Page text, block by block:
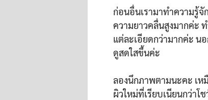
ก่อนอื่นเรามาทำความรู้จั
ความยาวคลื่นสูงมากค่ะ
แต่ละเอียดกว่ามากค่ะ น
ดูสดใสขึ้นค่ะ
ลองนึกภาพตามนะคะ เห
ผิวใหม่ที่เรียบเนียนกว่าโ